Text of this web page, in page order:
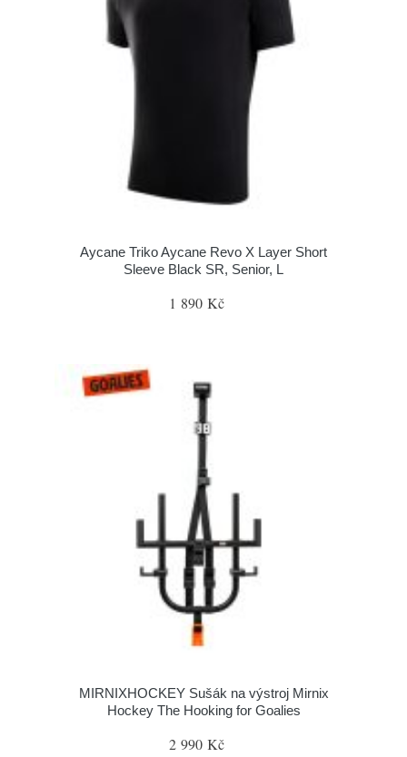
Aycane Triko Aycane Revo X Layer Short
Sleeve Black SR, Senior, L
1 890 Kč
MIRNIXHOCKEY Sušák na výstroj Mirnix
Hockey The Hooking for Goalies
2 990 Kč